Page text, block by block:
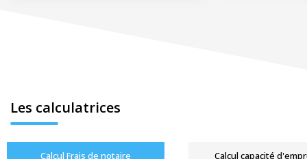
Les calculatrices
Calcul Frais de notaire Calcul capacité